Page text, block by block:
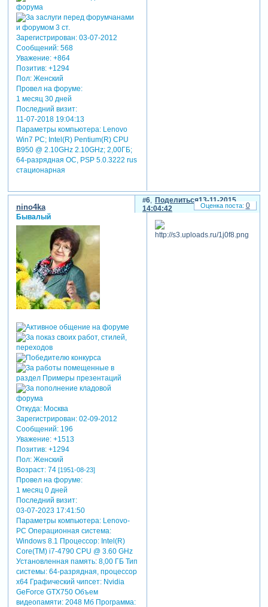
Зарегистрирован: 03-07-2012
Сообщений:568
Уважение: +864
Позитив: +1294
Пол:Женский
Провел на форуме:
1 месяц 30 дней
Последний визит:
11-07-2018 19:04:13
Параметры компьютера:Lenovo
Win7 PC; Intel(R) Pentium(R) CPU
B950 @ 2.10GHz 2.10GHz; 2,00ГБ;
64-разрядная ОС, PSP 5.0.3222 rus
стационарная
Поделиться
6
13-11-2015
14:04:42
nino4ka
Бывалый
Откуда:Москва
Зарегистрирован: 02-09-2012
Сообщений:196
Уважение: +1513
Позитив: +1294
Пол:Женский
Возраст:74 [1951-08-23]
Провел на форуме:
1 месяц 0 дней
Последний визит:
03-07-2023 17:41:50
Параметры компьютера:Lenovo-
PC Операционная система:
Windows 8.1 Процессор: Intel(R)
Core(TM) i7-4790 CPU @ 3.60 GHz
Установленная память: 8,00 ГБ Тип
системы: 64-разрядная, процессор
х64 Графический чипсет: Nvidia
GeForce GTX750 Объем
видеопамяти: 2048 Мб Программа:
0